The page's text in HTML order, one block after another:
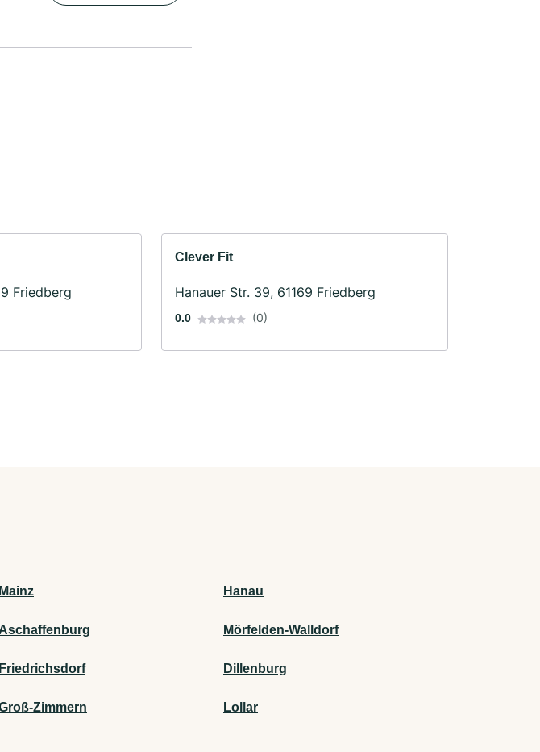
Friedberg
Clever Fit
Hanauer Str. 39, 61169 Friedberg
0.0 (0)
Mainz Hanau
Aschaffenburg Mörfelden-Walldorf
Friedrichsdorf Dillenburg
Zimmern Lollar